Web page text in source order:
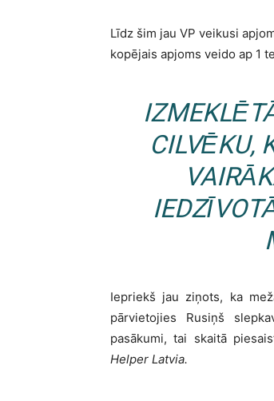
Līdz šim jau VP veikusi
kopējais apjoms veido ap 1
CILVĒKU,
Iepriekš jau ziņots, ka
pārvietojies Rusiņš
pasākumi, tai skaitā
Helper Latvia.